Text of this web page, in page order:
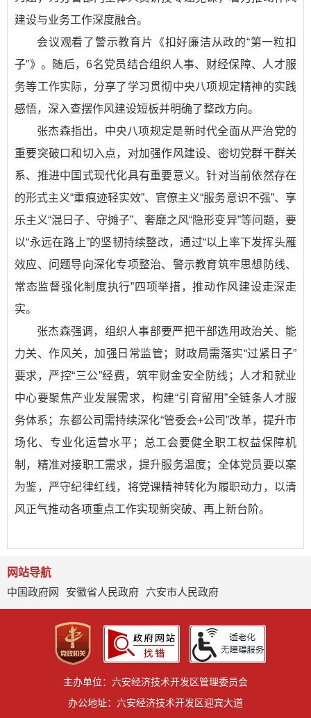
建设与业务工作深度融合。
会议观看了警示教育片《扣好廉洁从政的“第一粒扣
子”》。随后，6名党员结合组织人事、财经保障、人才服
务等工作实际，分享了学习贯彻中央八项规定精神的实践
感悟，深入查摆作风建设短板并明确了整改方向。
张杰森指出，中央八项规定是新时代全面从严治党的
重要突破口和切入点，对加强作风建设、密切党群干群关
系、推进中国式现代化具有重要意义。针对当前依然存在
的形式主义“重痕迹轻实效”、官僚主义“服务意识不强”、享
乐主义“混日子、守摊子”、奢靡之风“隐形变异”等问题，要
以“永远在路上”的坚韧持续整改，通过“以上率下发挥头雁
效应、问题导向深化专项整治、警示教育筑牢思想防线、
常态监督强化制度执行”四项举措，推动作风建设走深走
实。
张杰森强调，组织人事部要严把干部选用政治关、能
力关、作风关，加强日常监管；财政局需落实“过紧日子”
要求，严控“三公”经费，筑牢财金安全防线；人才和就业
中心要聚焦产业发展需求，构建“引育留用”全链条人才服
务体系；东都公司需持续深化“管委会+公司”改革，提升市
场化、专业化运营水平；总工会要健全职工权益保障机
制，精准对接职工需求，提升服务温度； 全体党员要以案
为鉴，严守纪律红线，将党课精神转化为履职动力，以清
风正气推动各项重点工作实现新突破、再上新台阶。
网站导航
中国政府网
安徽省人民政府 六安市人民政府
主办单位：六安经济技术开发区管理委员会
办公地址：六安经济技术开发区迎宾大道